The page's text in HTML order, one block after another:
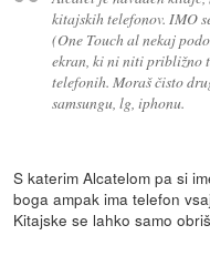
kitajskih telefonov. IMO
(One Touch al nekaj
ekran, ki ni niti približno
telefonih. Moraš čisto
samsungu, lg, iphonu.
S katerim Alcatelom pa si
boga ampak ima telefon
Kitajske se lahko samo